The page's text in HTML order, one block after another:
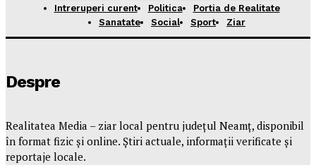
Intreruperi curent
Politica
Portia de Realitate
Sanatate
Social Sport Ziar
Despre
Realitatea Media – ziar local pentru județul Neamț, disponibil
în format fizic și online. Știri actuale, informații verificate și
reportaje locale.